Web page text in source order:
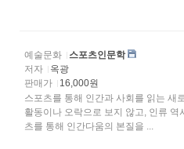
예술문화
스포츠인문학
저자
옥광
판매가
16,000원
스포츠를 통해 인간과 사회를 읽는 새
활동이나 오락으로 보지 않고, 인류
츠를 통해 인간다움의 본질을 ...